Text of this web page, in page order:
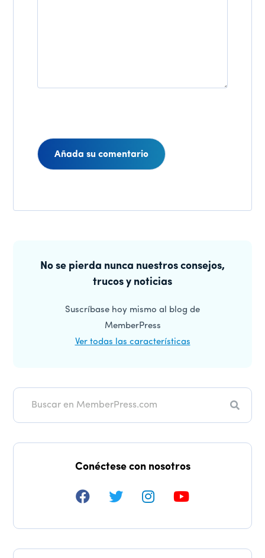
lectores
lateralNo se pierda nunca nuestros consejos,
trucos y noticias
Suscríbase hoy mismo al blog de
MemberPress
Ver todas las características
Buscar
Conéctese con nosotros